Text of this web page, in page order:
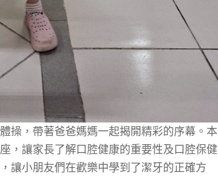
操，帶著爸爸媽媽一起揭開精彩的序幕。本
，讓家長了解口腔健康的重要性及口腔保健
讓小朋友們在歡樂中學到了潔牙的正確方